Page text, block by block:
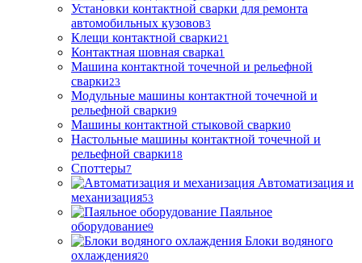
Установки контактной сварки для ремонта
автомобильных кузовов3
Клещи контактной сварки21
Контактная шовная сварка1
Машина контактной точечной и рельефной
сварки23
Модульные машины контактной точечной и
рельефной сварки9
Машины контактной стыковой сварки0
Настольные машины контактной точечной и
рельефной сварки18
Споттеры7
Автоматизация и
механизация53
Паяльное
оборудование9
Блоки водяного
охлаждения20